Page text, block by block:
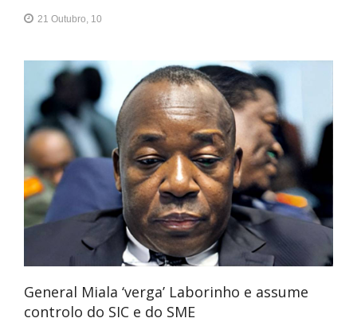
21 Outubro, 10
General Miala ‘verga’ Laborinho e assume
controlo do SIC e do SME